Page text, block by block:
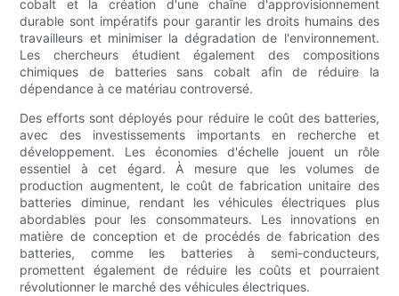
cobalt et la création d'une chaîne d'approvisionnement
durable sont impératifs pour garantir les droits humains des
travailleurs et minimiser la dégradation de l'environnement.
Les chercheurs étudient également des compositions
chimiques de batteries sans cobalt afin de réduire la
dépendance à ce matériau controversé.
Des efforts sont déployés pour réduire le coût des batteries,
avec des investissements importants en recherche et
développement. Les économies d'échelle jouent un rôle
essentiel à cet égard. À mesure que les volumes de
production augmentent, le coût de fabrication unitaire des
batteries diminue, rendant les véhicules électriques plus
abordables pour les consommateurs. Les innovations en
matière de conception et de procédés de fabrication des
batteries, comme les batteries à semi-conducteurs,
promettent également de réduire les coûts et pourraient
révolutionner le marché des véhicules électriques.